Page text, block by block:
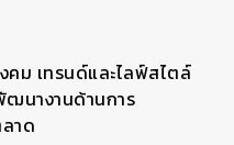
คม เทรนด์และไลฟ์สไตล์
ฒนางานด้านการ
าด